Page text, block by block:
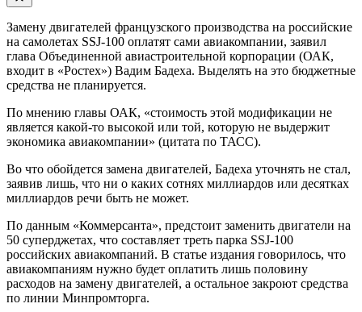
Замену двигателей французского производства на российские
на самолетах SSJ-100 оплатят сами авиакомпании, заявил
глава Объединенной авиастроительной корпорации (ОАК,
входит в «Ростех») Вадим Бадеха. Выделять на это бюджетные
средства не планируется.
По мнению главы ОАК, «стоимость этой модификации не
является какой-то высокой или той, которую не выдержит
экономика авиакомпании» (цитата по ТАСС).
Во что обойдется замена двигателей, Бадеха уточнять не стал,
заявив лишь, что ни о каких сотнях миллиардов или десятках
миллиардов речи быть не может.
По данным «Коммерсанта», предстоит заменить двигатели на
50 суперджетах, что составляет треть парка SSJ-100
российских авиакомпаний. В статье издания говорилось, что
авиакомпаниям нужно будет оплатить лишь половину
расходов на замену двигателей, а остальное закроют средства
по линии Минпромторга.